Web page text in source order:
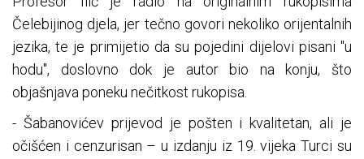
Čelebijinog djela, jer tečno govori nekoliko orijentalnih
jezika, te je primijetio da su pojedini dijelovi pisani "u
hodu", doslovno dok je autor bio na konju, što
objašnjava poneku nečitkost rukopisa.
- Šabanovićev prijevod je pošten i kvalitetan, ali je
očišćen i cenzurisan – u izdanju iz 19. vijeka Turci su